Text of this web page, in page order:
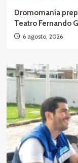
Dromomanía
Teatro Fernando
6 agosto, 2026